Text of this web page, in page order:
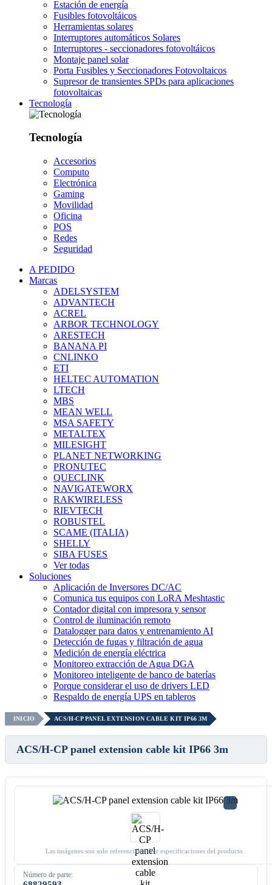
Estación de energía
Fusibles fotovoltáicos
Herramientas solares
Interruptores automáticos Solares
Interruptores - seccionadores fotovoltáicos
Montaje panel solar
Porta Fusibles y Seccionadores Fotovoltaicos
Supresor de transientes SPDs para aplicaciones
fotovoltaicas
Tecnología
Tecnología
Accesorios
Computo
Electrónica
Gaming
Movilidad
Oficina
POS
Redes
Seguridad
A PEDIDO
Marcas
ADELSYSTEM
ADVANTECH
ACREL
ARBOR TECHNOLOGY
ARESTECH
BANANA PI
CNLINKO
ETI
HELTEC AUTOMATION
LTECH
MBS
MEAN WELL
MSA SAFETY
METALTEX
MILESIGHT
PLANET NETWORKING
PRONUTEC
QUECLINK
NAVIGATEWORX
RAKWIRELESS
RIEVTECH
ROBUSTEL
SCAME (ITALIA)
SHELLY
SIBA FUSES
Ver todas
Soluciones
Aplicación de Inversores DC/AC
Comunica tus equipos con LoRA Meshtastic
Contador digital con impresora y sensor
Control de iluminación remoto
Datalogger para datos y entrenamiento AI
Detección de fugas y filtración de agua
Medición de energía eléctrica
Monitoreo extracción de Agua DGA
Monitoreo inteligente de banco de baterías
Porque considerar el uso de drivers LED
Respaldo de energía UPS en tableros
INICIO ACS/H-CP PANEL EXTENSION CABLE KIT IP66 3M
ACS/H-CP panel extension cable kit IP66 3m
Las imágenes son solo referenciales. Ver especificaciones del producto.
Número de parte: